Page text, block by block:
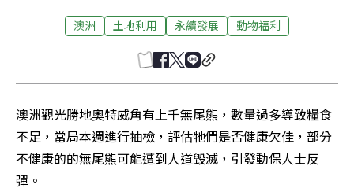
澳洲 土地利用 永續發展 動物福利
澳洲觀光勝地奧特威角有上千無尾熊，數量過多導致糧食
不足，當局本週進行抽檢，評估牠們是否健康欠佳，部分
不健康的的無尾熊可能遭到人道毀滅，引發動保人士反
彈。